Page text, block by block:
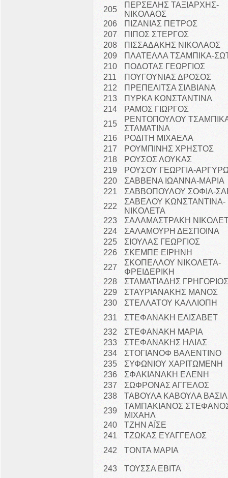
205
ΠΕΡΣΕΛΗΣ ΤΑΞΙΑΡΧΗΣ-
ΝΙΚΟΛΑΟΣ
206
ΠΙΖΑΝΙΑΣ ΠΕΤΡΟΣ
207
ΠΙΠΟΣ ΣΤΕΡΓΟΣ
208
ΠΙΣΣΑΔΑΚΗΣ ΝΙΚΟΛΑΟΣ
209
ΠΛΑΤΕΛΛΑ ΤΣΑΜΠΙΚΑ-
210
ΠΟΔΟΤΑΣ ΓΕΩΡΓΙΟΣ
211
ΠΟΥΓΟΥΝΙΑΣ ΔΡΟΣΟΣ
212
ΠΡΕΠΕΛΙΤΣΑ ΣΙΛΒΙΑΝΑ
213
ΠΥΡΚΑ ΚΩΝΣΤΑΝΤΙΝΑ
214
ΡΑΜΟΣ ΓΙΩΡΓΟΣ
215
ΡΕΝΤΟΠΟΥΛΟΥ
ΣΤΑΜΑΤΙΝΑ
216
ΡΟΔΙΤΗ ΜΙΧΑΕΛΑ
217
ΡΟΥΜΠΙΝΗΣ ΧΡΗΣΤΟΣ
218
ΡΟΥΣΟΣ ΛΟΥΚΑΣ
219
ΡΟΥΣΟΥ ΓΕΩΡΓΙΑ-
220
ΣΑΒΒΕΝΑ ΙΩΑΝΝΑ-ΜΑΡΙΑ
221
ΣΑΒΒΟΠΟΥΛΟΥ ΣΟΦΙΑ-
222
ΣΑΒΕΛΟΥ ΚΩΝΣΤΑΝΤΙΝΑ-
ΝΙΚΟΛΕΤΑ
223
ΣΑΛΑΜΑΣΤΡΑΚΗ
224
ΣΑΛΑΜΟΥΡΗ ΔΕΣΠΟΙΝΑ
225
ΣΙΟΥΛΑΣ ΓΕΩΡΓΙΟΣ
226
ΣΚΕΜΠΕ ΕΙΡΗΝΗ
227
ΣΚΟΠΕΛΛΟΥ ΝΙΚΟΛΕΤΑ-
ΦΡΕΙΔΕΡΙΚΗ
228
ΣΤΑΜΑΤΙΑΔΗΣ ΓΡΗΓΟΡΙΟΣ
229
ΣΤΑΥΡΙΑΝΑΚΗΣ ΜΑΝΟΣ
230
ΣΤΕΛΛΑΤΟΥ ΚΑΛΛΙΟΠΗ
231
ΣΤΕΦΑΝΑΚΗ ΕΛΙΣΑΒΕΤ
232
ΣΤΕΦΑΝΑΚΗ ΜΑΡΙΑ
233
ΣΤΕΦΑΝΑΚΗΣ ΗΛΙΑΣ
234
ΣΤΟΓΙΑΝΟΦ ΒΑΛΕΝΤΙΝΟ
235
ΣΥΦΩΝΙΟΥ ΧΑΡΙΤΩΜΕΝΗ
236
ΣΦΑΚΙΑΝΑΚΗ ΕΛΕΝΗ
237
ΣΩΦΡΟΝΑΣ ΑΓΓΕΛΟΣ
238
ΤΑΒΟΥΛΑ ΚΑΒΟΥΛΑ
239
ΤΑΜΠΑΚΙΑΝΟΣ
ΜΙΧΑΗΛ
240
ΤΖΗΝ ΑΪΣΕ
241
ΤΖΩΚΑΣ ΕΥΑΓΓΕΛΟΣ
242
ΤΟΝΤΑ ΜΑΡΙΑ
243
ΤΟΥΣΣΑ ΕΒΙΤΑ